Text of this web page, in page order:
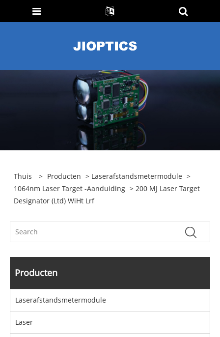
Thuis > Producten > Laserafstandsmetermodule >
1064nm Laser Target -aanduiding > 200 MJ Laser Target
Designator (Ltd) WiHt Lrf
Producten
Laserafstandsmetermodule
Laser